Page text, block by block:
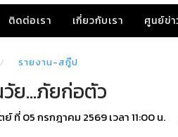
ติดต่อเรา เกี่ยวกับเรา ศูนย์ข่า
รายงาน-สกู๊ป
ย...ภัยก่อตัว
ที่ 05 กรกฎาคม 2569 เวลา 11:00 น.